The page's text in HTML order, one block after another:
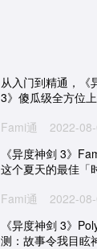
从入门到精通，《
3》傻瓜级全方位
Fami通
2022-
《异度神剑 3》
这个夏天的最佳「
Fami通
2022-
《异度神剑 3》
测：故事令我目眩